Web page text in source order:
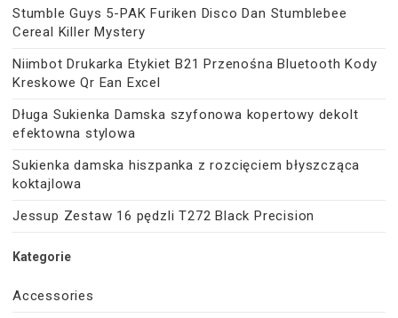
Stumble Guys 5-PAK Furiken Disco Dan Stumblebee
Cereal Killer Mystery
Niimbot Drukarka Etykiet B21 Przenośna Bluetooth Kody
Kreskowe Qr Ean Excel
Długa Sukienka Damska szyfonowa kopertowy dekolt
efektowna stylowa
Sukienka damska hiszpanka z rozcięciem błyszcząca
koktajlowa
Jessup Zestaw 16 pędzli T272 Black Precision
Kategorie
Accessories